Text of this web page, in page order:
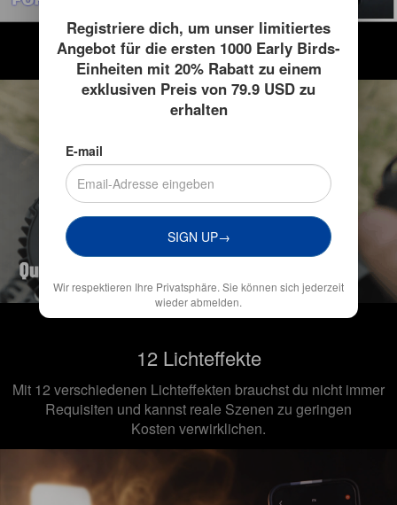
12 Lichteffekte
Mit 12 verschiedenen Lichteffekten brauchst du nicht immer
Requisiten und kannst reale Szenen zu geringen
Kosten verwirklichen.
Registriere dich, um unser limitiertes
Angebot für die ersten 1000 Early Birds-
Einheiten mit 20% Rabatt zu einem
exklusiven Preis von 79.9 USD zu
erhalten
E-mail
SIGN UP→
Wir respektieren Ihre Privatsphäre. Sie können sich jederzeit
wieder abmelden.